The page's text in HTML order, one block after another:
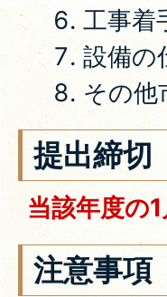
工事着
設備の
その他
提出締切
当該年度の
注意事項